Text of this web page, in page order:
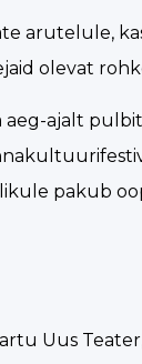
arutelule,
olevat
ajalt
pakub
Uus Teater,